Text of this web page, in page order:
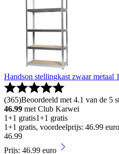
Handson stellingkast zwaar metaal
(365)Beoordeeld met 4.1 van de 5
46.99 met Club Karwei
1+1 gratis1+1 gratis
1+1 gratis, voordeelprijs: 46.99
46.99
Prijs: 46.99 euro